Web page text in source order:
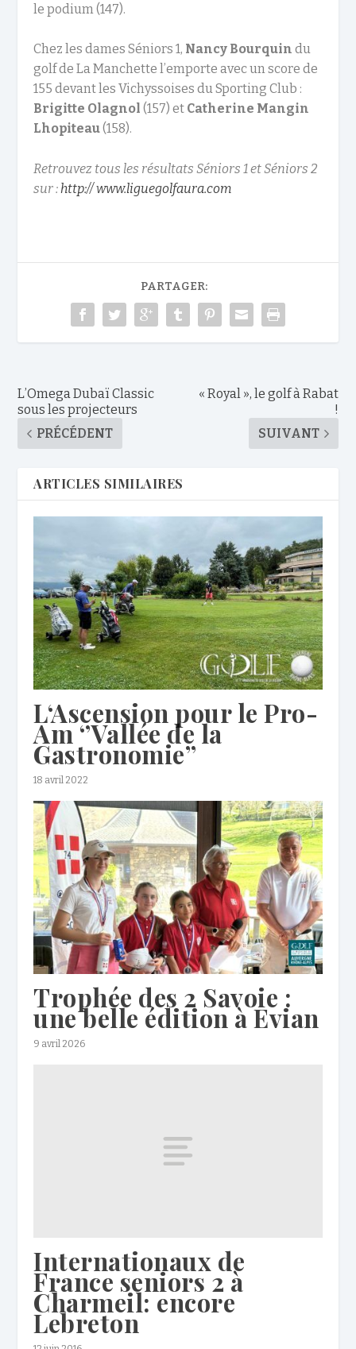
le podium (147).
Chez les dames Séniors 1, Nancy Bourquin du
golf de La Manchette l’emporte avec un score de
155 devant les Vichyssoises du Sporting Club :
Brigitte Olagnol (157) et Catherine Mangin
Lhopiteau(158).
Retrouvez tous les résultats Séniors 1 et Séniors 2
sur :http:// www.liguegolfaura.com
PARTAGER:
L’Omega Dubaï Classic
sous les projecteurs
PRÉCÉDENT
« Royal », le golf à Rabat
!
SUIVANT
ARTICLES SIMILAIRES
L‘Ascension pour le Pro-
Am ‘’Vallée de la
Gastronomie’’
18 avril 2022
Trophée des 2 Savoie :
une belle édition à Evian
9 avril 2026
Internationaux de
France seniors 2 à
Charmeil: encore
Lebreton